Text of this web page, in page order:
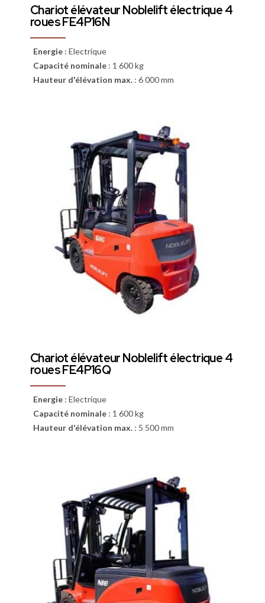
Chariot élévateur Noblelift électrique 4
roues FE4P16N
Energie : Electrique
Capacité nominale : 1 600 kg
Hauteur d'élévation max. : 6 000 mm
Chariot élévateur Noblelift électrique 4
roues FE4P16Q
Energie : Electrique
Capacité nominale : 1 600 kg
Hauteur d'élévation max. : 5 500 mm